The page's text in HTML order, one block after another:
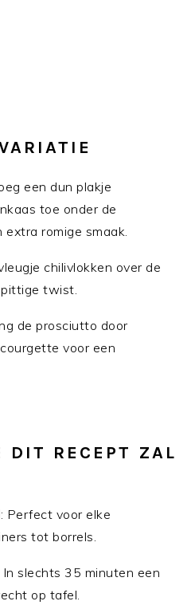
een dun plakje
toe onder de
romige smaak.
chilivlokken over de
twist.
de prosciutto door
voor een
DIT RECEPT ZAL
: Perfect voor elke
tot borrels.
In slechts 35 minuten een
op tafel.